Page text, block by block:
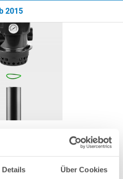
Details Über Cookies
2015
(Ventil) Ø 50 x 2,5 mm